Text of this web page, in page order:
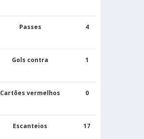
Passes 4
Gols contra 1
Cartões vermelhos 0
Escanteios 17